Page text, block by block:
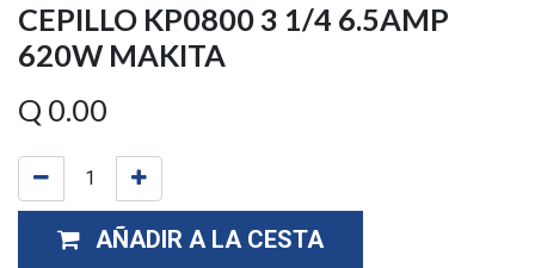
CEPILLO KP0800 3 1/4 6.5AMP
620W MAKITA
Q 0.00
AÑADIR A LA CESTA